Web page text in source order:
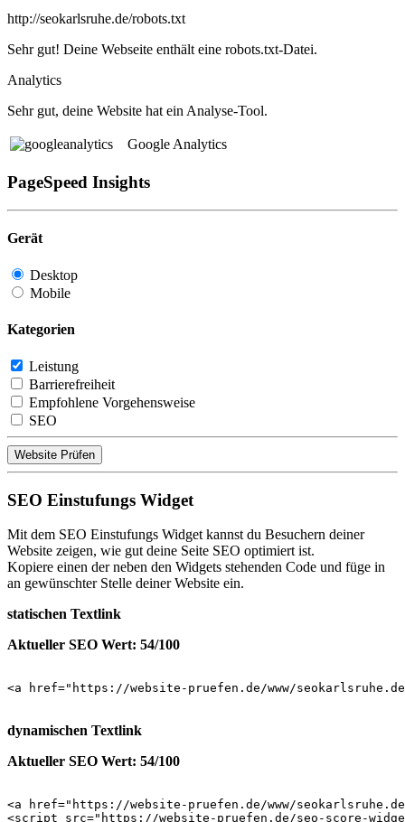
http://seokarlsruhe.de/robots.txt
Sehr gut! Deine Webseite enthält eine robots.txt-Datei.
Analytics
Sehr gut, deine Website hat ein Analyse-Tool.
Google Analytics
PageSpeed Insights
Gerät
Desktop
Mobile
Kategorien
Leistung
Barrierefreiheit
Empfohlene Vorgehensweise
SEO
Website Prüfen
SEO Einstufungs Widget
Mit dem SEO Einstufungs Widget kannst du Besuchern deiner
Website zeigen, wie gut deine Seite SEO optimiert ist.
Kopiere einen der neben den Widgets stehenden Code und füge in
an gewünschter Stelle deiner Website ein.
statischen Textlink
Aktueller SEO Wert: 54/100
<a href="https://website-pruefen.de/www/
dynamischen Textlink
Aktueller SEO Wert: 54/100
<a href="https://website-pruefen.de/www/